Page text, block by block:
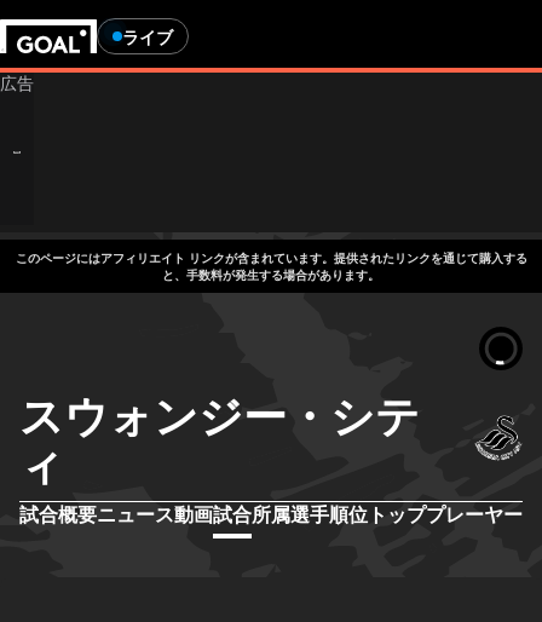
ライブ
このページにはアフィリエイト リンクが含まれています。提供されたリンクを通じて購入する
と、手数料が発生する場合があります。
スウォンジー・シテ
ィ
試合概要ニュース動画試合所属選手順位 トッププレーヤー